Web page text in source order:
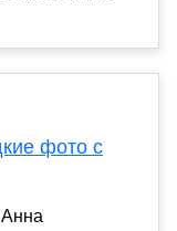
фото с